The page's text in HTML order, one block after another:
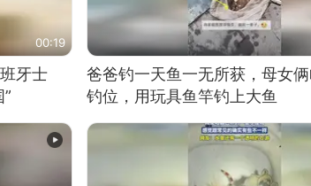
00:19
牙士
爸爸钓一天鱼一无所获，母女
钓位，用玩具鱼竿钓上大鱼